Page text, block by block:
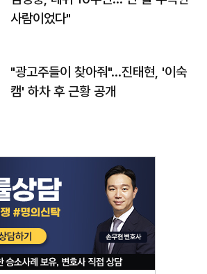
사람이었다"
"광고주들이 찾아줘"…진태현, '이숙
캠' 하차 후 근황 공개